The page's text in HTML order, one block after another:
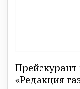
Прейскурант
«Редакция